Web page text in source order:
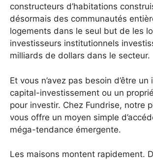
constructeurs d’habitations
désormais des communautés
logements dans le seul but de les
investisseurs institutionnels
milliards de dollars dans le secteur.
Et vous n’avez pas besoin d’être
capital-investissement ou un
pour investir. Chez Fundrise, notre
vous offre un moyen simple
méga-tendance émergente.
Les maisons montent rapidement.